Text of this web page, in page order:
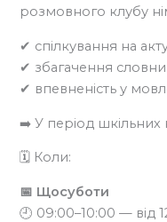
розмовного клубу
✔ спілкування на
✔ збагачення
✔ впевненість у
➡️ У період
🗓 Коли:
📅 Щосуботи
🕘 09:00–10:00 — від